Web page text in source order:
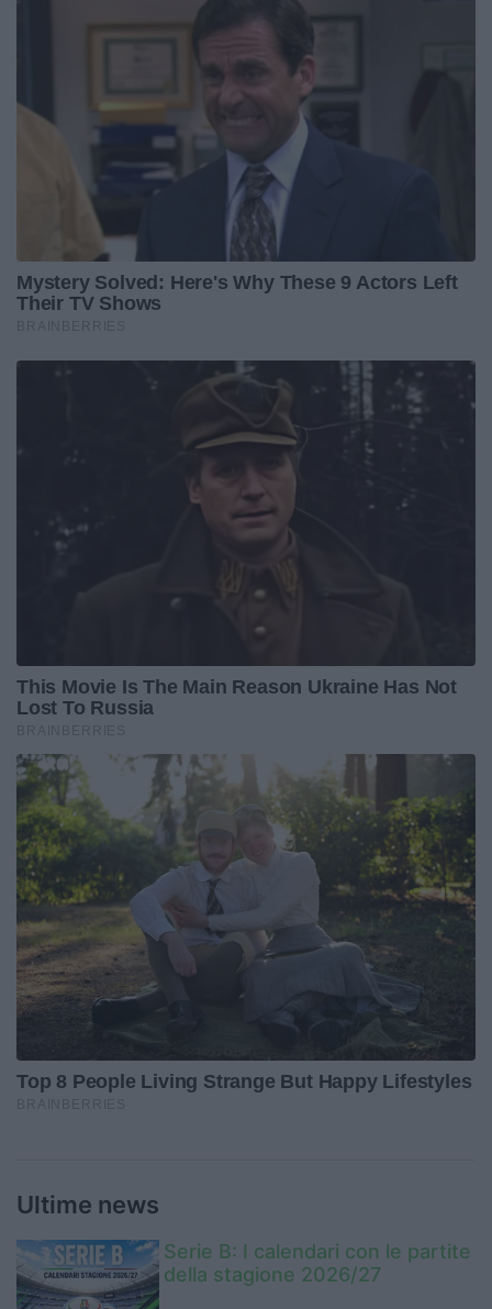
Ultime news
Serie B: I calendari con le partite
della stagione 2026/27